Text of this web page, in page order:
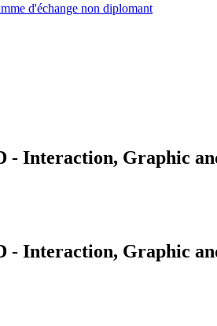
d'échange non diplomant
- Interaction, Graphic
- Interaction, Graphic